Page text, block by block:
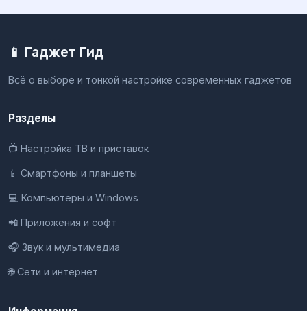
📱 Гаджет Гид
Всё о выборе и тонкой настройке современных гаджетов
Разделы
📺 Настройка ТВ и приставок
📱 Смартфоны и планшеты
💻 Компьютеры и Windows
📲 Приложения и софт
🎧 Звук и мультимедиа
🌐 Сети и интернет